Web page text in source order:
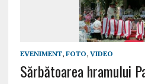
EVENIMENT, FOTO, VIDEO
Sărbătoarea hramului